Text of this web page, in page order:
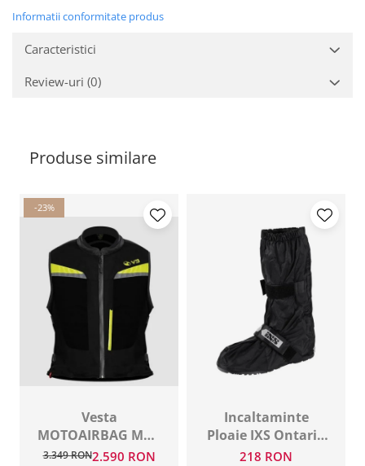
Informatii conformitate produs
Caracteristici
Review-uri (0)
Produse similare
-23%
Vesta
MOTOAIRBAG MAB
V3 Black
3.349 RON2.590 RON
Incaltaminte
Ploaie IXS Ontario
2.0
218 RON